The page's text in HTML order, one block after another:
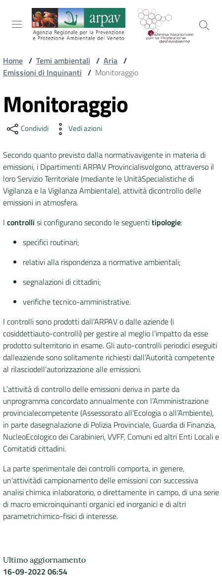
Salta al contenuto
Salta alla navigazione
Salta al footer
ARPAV
AMBIENTALI
TERRITORIO
SERVIZI
DATI
su
Home / Temi ambientali / Aria /
Emissioni di Inquinanti / Monitoraggio
Vai al contenuto
Monitoraggio
Condividi Vedi azioni
Secondo quanto previsto dalla normativavigente in materia di
emissioni, i Dipartimenti ARPAV Provincialisvolgono, attraverso il
loro Servizio Territoriale (mediante le UnitàSpecialistiche di
Vigilanza e la Vigilanza Ambientale), attività dicontrollo delle
emissioni in atmosfera.
I controlli si configurano secondo le seguentitipologie:
specifici routinari;
relativi alla rispondenza a normative ambientali;
segnalazioni di cittadini;
verifiche tecnico-amministrative.
I controlli sono prodotti dall’ARPAV o dalle aziende (i
cosiddettiauto-controlli) per gestire al meglio l’impatto da esse
prodotto sulterritorio in esame. Gli auto-controlli periodici eseguiti
dalleaziende sono solitamente richiesti dall’Autorità competente
al rilasciodell’autorizzazione alle emissioni.
L’attività di controllo delle emissioni deriva in parte da
unprogramma concordato annualmente con l’Amministrazione
provincialecompetente (Assessorato all’Ecologia o all’Ambiente),
in parte dasegnalazione di Polizia Provinciale, Guardia di Finanzia,
NucleoEcologico dei Carabinieri, VVFF, Comuni ed altri Enti Locali e
Comitatidi cittadini.
La parte sperimentale dei controlli comporta, in genere,
un’attivitàdi campionamento delle emissioni con successiva
analisi chimica inlaboratorio, o direttamente in campo, di una serie
di macro emicroinquinanti organici ed inorganici e di altri
parametrichimico-fisici di interesse.
Ultimo aggiornamento
16-09-2022 06:54